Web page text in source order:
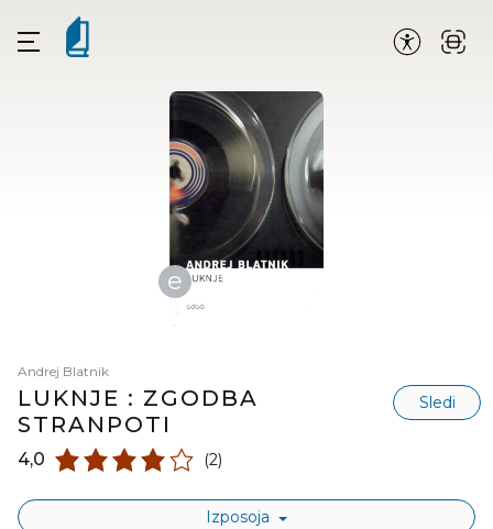
e
Andrej Blatnik
LUKNJE : ZGODBA
STRANPOTI
Sledi
4,0 (2)
Izposoja